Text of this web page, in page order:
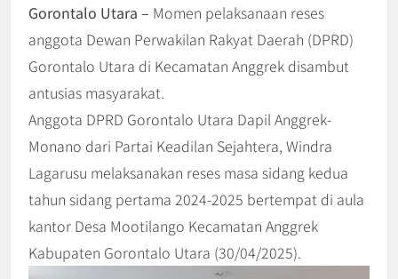
Gorontalo Utara – Momen pelaksanaan reses
anggota Dewan Perwakilan Rakyat Daerah (DPRD)
Gorontalo Utara di Kecamatan Anggrek disambut
antusias masyarakat.
Anggota DPRD Gorontalo Utara Dapil Anggrek-
Monano dari Partai Keadilan Sejahtera, Windra
Lagarusu melaksanakan reses masa sidang kedua
tahun sidang pertama 2024-2025 bertempat di aula
kantor Desa Mootilango Kecamatan Anggrek
Kabupaten Gorontalo Utara (30/04/2025).